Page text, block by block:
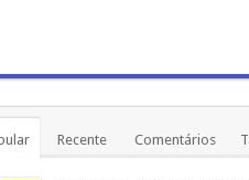
Recente Comentários